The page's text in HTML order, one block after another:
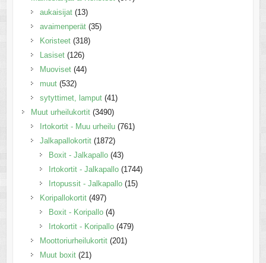
aukaisijat (13)
avaimenperät (35)
Koristeet (318)
Lasiset (126)
Muoviset (44)
muut (532)
sytyttimet, lamput (41)
Muut urheilukortit (3490)
Irtokortit - Muu urheilu (761)
Jalkapallokortit (1872)
Boxit - Jalkapallo (43)
Irtokortit - Jalkapallo (1744)
Irtopussit - Jalkapallo (15)
Koripallokortit (497)
Boxit - Koripallo (4)
Irtokortit - Koripallo (479)
Moottoriurheilukortit (201)
Muut boxit (21)